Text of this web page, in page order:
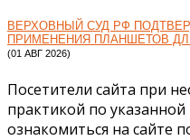
ВЕРХОВНЫЙ СУД РФ
ПРИМЕНЕНИЯ ПЛАНШЕТОВ
(01 АВГ 2026)
Посетители сайта при
практикой по
ознакомиться на сайте